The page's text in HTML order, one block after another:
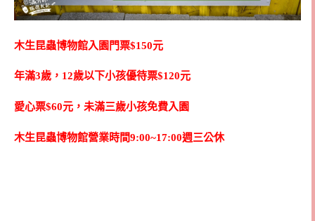
木生昆蟲博物館入園門票$150元
年滿3歲，12歲以下小孩優待票$120元
愛心票$60元，未滿三歲小孩免費入園
木生昆蟲博物館營業時間9:00~17:00週三公休